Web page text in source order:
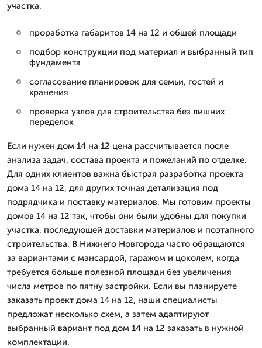
участка.
проработка габаритов 14 на 12 и общей площади
подбор конструкции под материал и выбранный тип
фундамента
согласование планировок для семьи, гостей и
хранения
проверка узлов для строительства без лишних
переделок
Если нужен дом 14 на 12 цена рассчитывается после
анализа задач, состава проекта и пожеланий по отделке.
Для одних клиентов важна быстрая разработка проекта
дома 14 на 12, для других точная детализация под
подрядчика и поставку материалов. Мы готовим проекты
домов 14 на 12 так, чтобы они были удобны для покупки
участка, последующей доставки материалов и поэтапного
строительства. В Нижнего Новгорода часто обращаются
за вариантами с мансардой, гаражом и цоколем, когда
требуется больше полезной площади без увеличения
числа метров по пятну застройки. Если вы планируете
заказать проект дома 14 на 12, наши специалисты
предложат несколько схем, а затем адаптируют
выбранный вариант под дом 14 на 12 заказать в нужной
комплектации.